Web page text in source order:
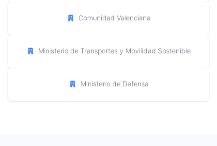
Comunidad Valenciana
Ministerio de Transportes y Movilidad Sostenible
Ministerio de Defensa